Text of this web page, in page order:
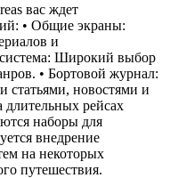
вас ждет
• Общие экраны:
и
Широкий выбор
• Бортовой журнал:
статьями, новостями и
рейсах
наборы для
внедрение
на некоторых
путешествия.